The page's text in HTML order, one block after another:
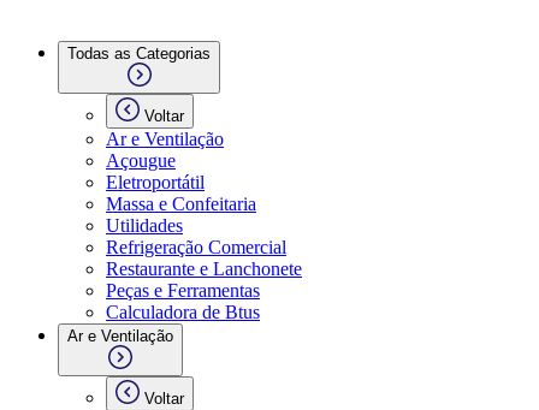
Todas as Categorias
Voltar
Ar e Ventilação
Açougue
Eletroportátil
Massa e Confeitaria
Utilidades
Refrigeração Comercial
Restaurante e Lanchonete
Peças e Ferramentas
Calculadora de Btus
Ar e Ventilação
Voltar